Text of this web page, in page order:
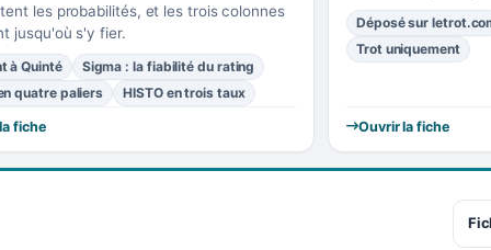
les probabilités, et les trois colonnes
jusqu'où s'y fier.
à Quinté
Sigma : la fiabilité du rating
quatre paliers
HISTO en trois taux
fiche
Déposé sur
Trot uniquement
Ouvrir la fiche